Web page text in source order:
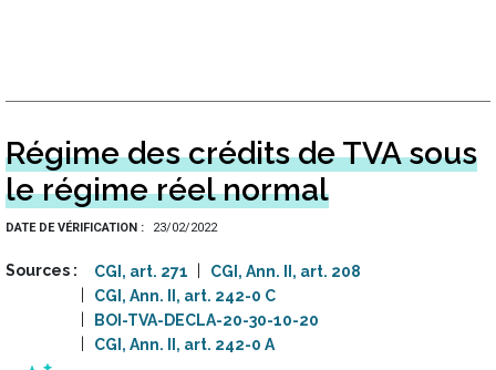
Régime des crédits de TVA sous
le régime réel normal
DATE DE VÉRIFICATION 23/02/2022
Sources CGI, art. 271
CGI, Ann. II, art. 208
CGI, Ann. II, art. 242-0 C
BOI-TVA-DECLA-20-30-10-20
CGI, Ann. II, art. 242-0 A